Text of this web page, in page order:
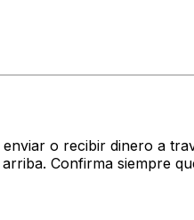
o recibir dinero a
Confirma siempre